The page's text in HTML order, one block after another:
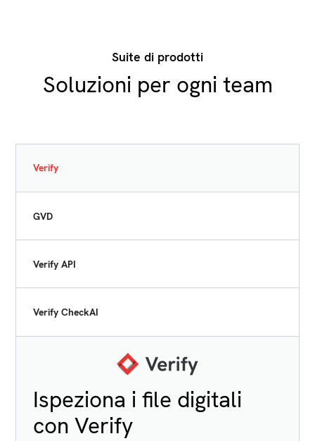
Suite di prodotti
Soluzioni per ogni team
Verify
GVD
Verify API
Verify CheckAI
Ispeziona i file digitali
con Verify